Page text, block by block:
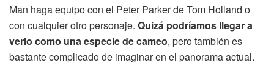
Man haga equipo con el Peter Parker de Tom Holland o
con cualquier otro personaje. Quizá podríamos llegar a
verlo como una especie de cameo, pero también es
bastante complicado de imaginar en el panorama actual.